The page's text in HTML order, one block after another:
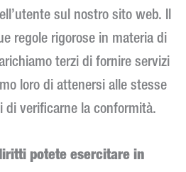
sul nostro sito web. Il
regole rigorose in materia di
terzi di fornire servizi
loro di attenersi alle stesse
di verificarne la conformità.
potete esercitare in